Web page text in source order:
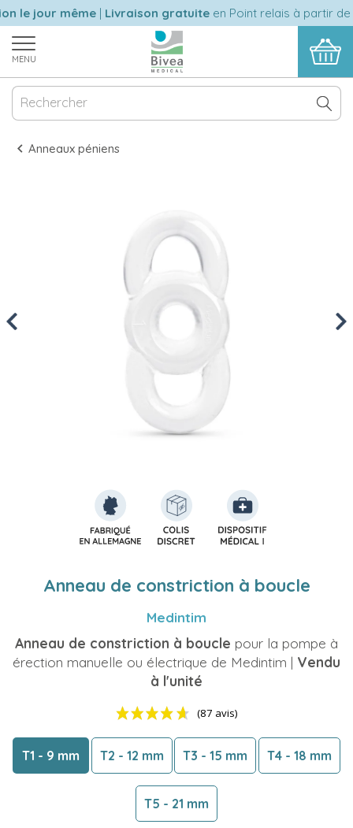
le jour même|Livraison gratuiteen Point relais à partir de
MENU
Anneaux péniens
Previous
Anneau de constriction à boucle
Medintim
Anneau de constriction à boucle pour la pompe à
érection manuelle ou électrique de Medintim | Vendu
à l'unité
T1 - 9 mm T2 - 12 mm T3 - 15 mm T4 - 18 mm
T5 - 21 mm